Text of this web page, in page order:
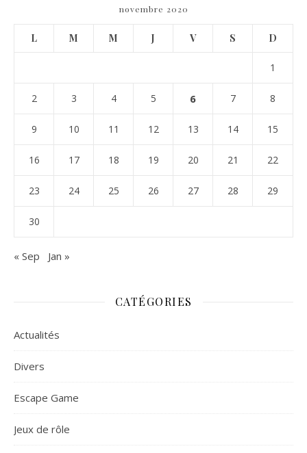
novembre 2020
L M M J V S D
1
2 3 4 5 6 7 8
9 10 11 12 13 14 15
16 17 18 19 20 21 22
23 24 25 26 27 28 29
30
« Sep Jan »
CATÉGORIES
Actualités
Divers
Escape Game
Jeux de rôle